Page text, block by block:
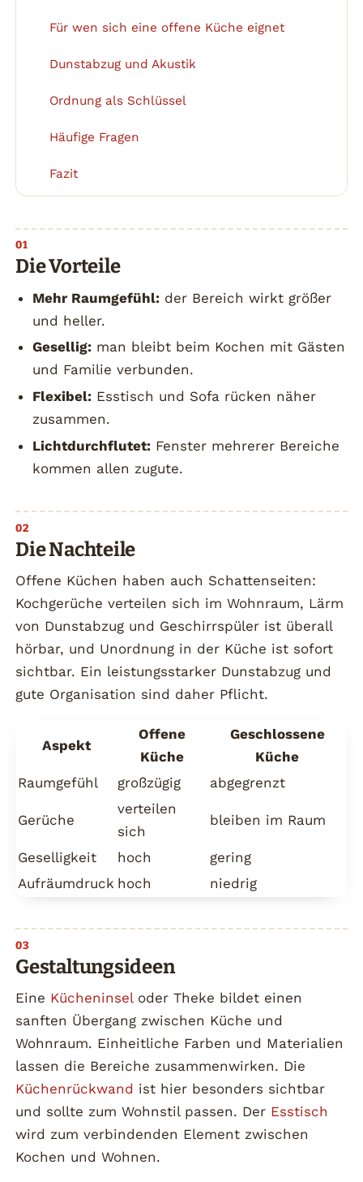
Für wen sich eine offene Küche eignet
Dunstabzug und Akustik
Ordnung als Schlüssel
Häufige Fragen
Fazit
Die Vorteile
Mehr Raumgefühl:der Bereich wirkt größer
und heller.
Gesellig:man bleibt beim Kochen mit Gästen
und Familie verbunden.
Flexibel:Esstisch und Sofa rücken näher
zusammen.
Lichtdurchflutet:Fenster mehrerer Bereiche
kommen allen zugute.
Die Nachteile
Offene Küchen haben auch Schattenseiten:
Kochgerüche verteilen sich im Wohnraum, Lärm
von Dunstabzug und Geschirrspüler ist überall
hörbar, und Unordnung in der Küche ist sofort
sichtbar. Ein leistungsstarker Dunstabzug und
gute Organisation sind daher Pflicht.
Aspekt
Offene
Küche
Geschlossene
Küche
Raumgefühl
großzügig abgegrenzt
Gerüche
verteilen
sich
bleiben im Raum
Geselligkeit hoch
gering
Aufräumdruck hoch niedrig
Gestaltungsideen
Eine Kücheninseloder Theke bildet einen
sanften Übergang zwischen Küche und
Wohnraum. Einheitliche Farben und Materialien
lassen die Bereiche zusammenwirken. Die
Küchenrückwand ist hier besonders sichtbar
und sollte zum Wohnstil passen. Der Esstisch
wird zum verbindenden Element zwischen
Kochen und Wohnen.